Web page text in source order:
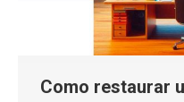
Como restaurar